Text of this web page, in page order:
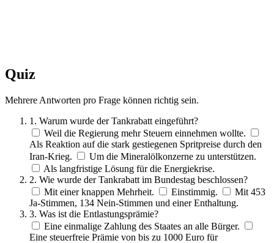
Quiz
Mehrere Antworten pro Frage können richtig sein.
1. Warum wurde der Tankrabatt eingeführt?
Weil die Regierung mehr Steuern einnehmen wollte.
Als Reaktion auf die stark gestiegenen Spritpreise durch den
Iran-Krieg.
Um die Mineralölkonzerne zu unterstützen.
Als langfristige Lösung für die Energiekrise.
2. Wie wurde der Tankrabatt im Bundestag beschlossen?
Mit einer knappen Mehrheit.
Einstimmig.
Mit 453
Ja-Stimmen, 134 Nein-Stimmen und einer Enthaltung.
3. Was ist die Entlastungsprämie?
Eine einmalige Zahlung des Staates an alle Bürger.
Eine steuerfreie Prämie von bis zu 1000 Euro für